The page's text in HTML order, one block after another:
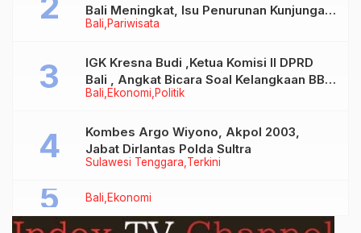
Bali Pariwisata
Bali Meningkat, Isu Penurunan Kunjungan
Tidak Benar
Bali Ekonomi Politik
IGK Kresna Budi ,Ketua Komisi II DPRD
Bali , Angkat Bicara Soal Kelangkaan BBM
Bersubsidi Jenis Solar
Sulawesi Tenggara Terkini
Kombes Argo Wiyono, Akpol 2003,
Jabat Dirlantas Polda Sultra
Bali Ekonomi